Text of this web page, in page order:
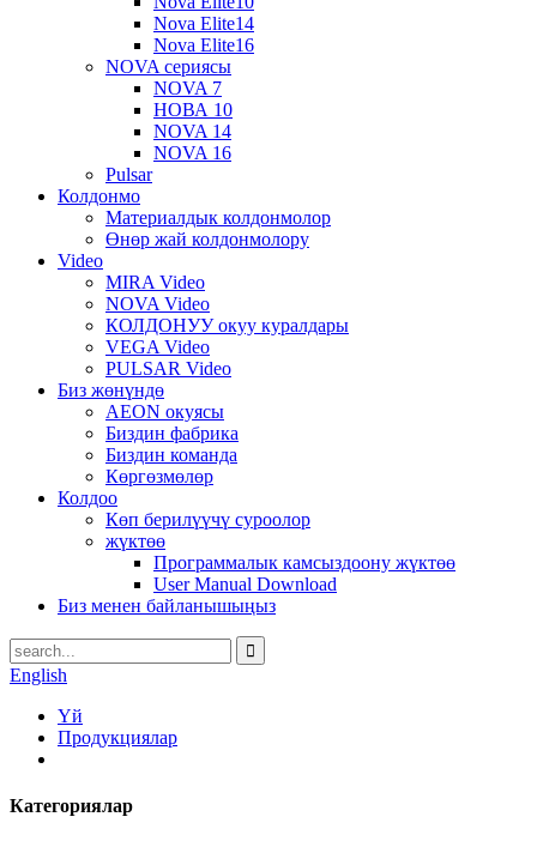
Nova Elite14
Nova Elite16
NOVA сериясы
NOVA 7
НОВА 10
NOVA 14
NOVA 16
Pulsar
Колдонмо
Материалдык колдонмолор
Өнөр жай колдонмолору
Video
MIRA Video
NOVA Video
КОЛДОНУУ окуу куралдары
VEGA Video
PULSAR Video
Биз жөнүндө
AEON окуясы
Биздин фабрика
Биздин команда
Көргөзмөлөр
Колдоо
Көп берилүүчү суроолор
жүктөө
Программалык камсыздоону жүктөө
User Manual Download
Биз менен байланышыңыз
English
Үй
Продукциялар
Категориялар